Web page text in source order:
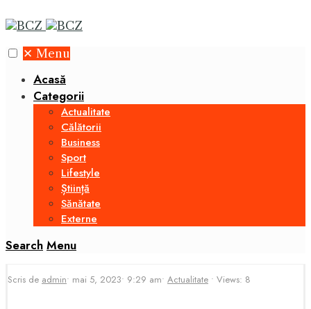
✕ Menu
Acasă
Categorii
Actualitate
Călătorii
Business
Sport
Lifestyle
Știință
Sănătate
Externe
Search Menu
Scris de admin• mai 5, 2023• 9:29 am• Actualitate • Views: 8